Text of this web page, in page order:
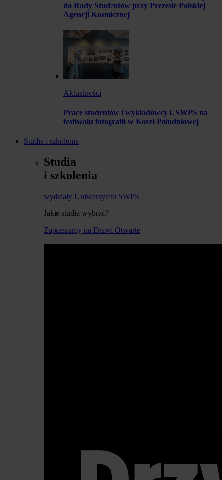
do Rady Studentów przy Prezesie Polskiej
Agencji Kosmicznej
Aktualności
Prace studentów i wykładowcy USWPS na
festiwalu fotografii w Korei Południowej
Studia i szkolenia
Studia
i szkolenia
wydziały Uniwersytetu SWPS
Jakie studia wybrać?
Zapraszamy na Drzwi Otwarte